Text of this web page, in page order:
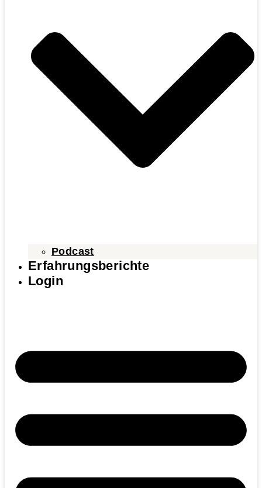
Podcast
Erfahrungsberichte
Login